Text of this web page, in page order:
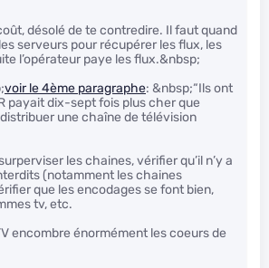
désolé de te contredire. Il faut quand
serveurs pour récupérer les flux, les
l’opérateur paye les flux.&nbsp;
voir le 4ème paragraphe: &nbsp;“Ils ont
payait dix-sept fois plus cher que
une chaîne de télévision
les chaines, vérifier qu’il n’y a
(notamment les chaines
que les encodages se font bien,
tv, etc.
encombre énormément les coeurs de